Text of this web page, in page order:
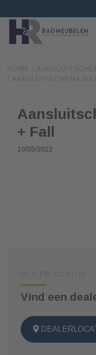
HOME
AANSLUITSCHEMA
+ Fall
10/05/2022
Vind een